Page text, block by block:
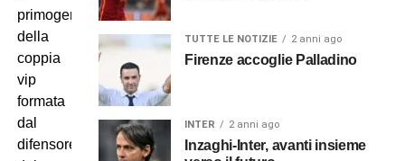
primogenito
della
coppia
vip
formata
dal
difensore
TUTTE LE NOTIZIE 2 anni ago
Firenze accoglie Palladino
INTER 2 anni ago
Inzaghi-Inter, avanti insieme